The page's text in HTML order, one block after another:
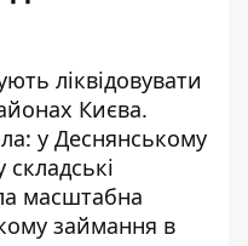
ліквідовувати
Києва.
у Деснянському
масштабна
займання в